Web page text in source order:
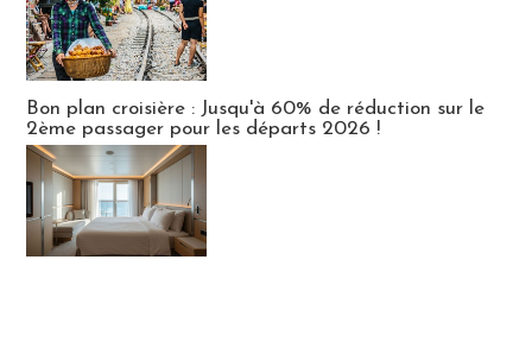
Bon plan croisière : Jusqu'à 60% de réduction sur le
2ème passager pour les départs 2026 !